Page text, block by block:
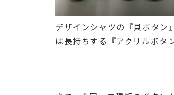
デザインシャツの『貝ボタン
は長持ちする『アクリルボ